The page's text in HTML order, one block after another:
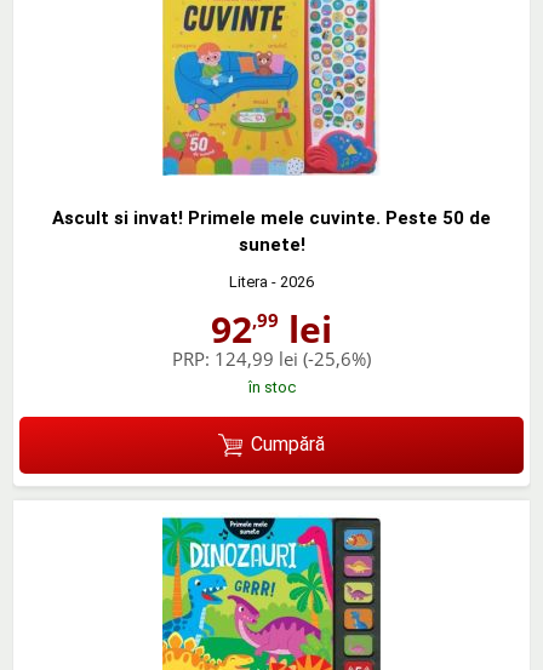
Ascult si invat! Primele mele cuvinte. Peste 50 de
sunete!
Litera - 2026
92,99 lei
PRP: 124,99 lei (-25,6%)
în stoc
Cumpără